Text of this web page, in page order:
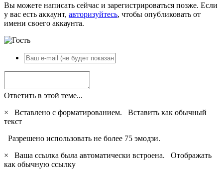
Вы можете написать сейчас и зарегистрироваться позже. Если
у вас есть аккаунт, авторизуйтесь, чтобы опубликовать от
имени своего аккаунта.
Ответить в этой теме...
×
Вставлено с форматированием. Вставить как обычный
текст
Разрешено использовать не более 75 эмодзи.
×
Ваша ссылка была автоматически встроена. Отображать
как обычную ссылку